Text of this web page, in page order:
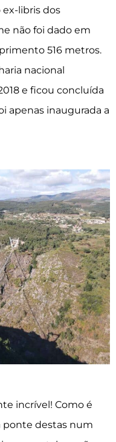
ex-libris dos
não foi dado em
516 metros.
nacional
e ficou concluída
apenas inaugurada a
incrível! Como é
ponte destas num